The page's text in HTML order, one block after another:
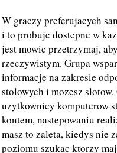
W graczy preferujacych
i to probuje dostepne w
jest mowic przetrzymaj,
rzeczywistym. Grupa
informacje na zakresie
stolowych i mozesz
uzytkownicy komputerow
kontem, nastepowaniu
masz to zaleta, kiedys nie
poziomu szukac ktorzy